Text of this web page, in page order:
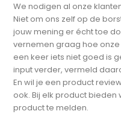
We nodigen al onze
Niet om ons zelf op de
jouw mening er écht toe
vernemen graag hoe
een keer iets niet goed is
input verder, vermeld
En wil je een product
ook. Bij elk product
product te melden.